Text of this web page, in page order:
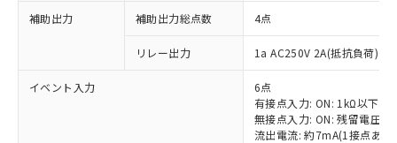
補助出力 補助出力総点数 4点
リレー出力 1a AC250V 2A(抵抗負荷)
イベント入力
6点
有接点入力: ON: 1kΩ以下、
無接点入力: ON: 残留電圧
流出電流: 約7mA(1接点あた